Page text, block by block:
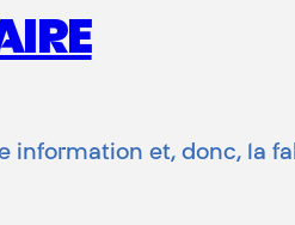
information et, donc, la